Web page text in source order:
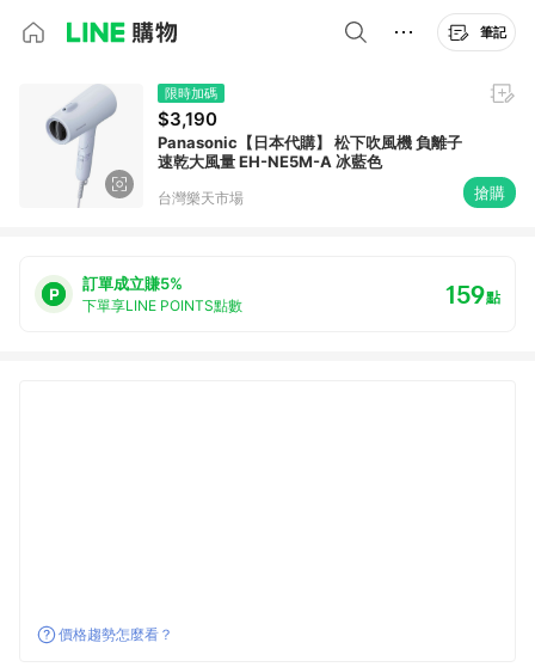
筆記
限時加碼
$3,190
Panasonic【日本代購】 松下吹風機 負離子
速乾大風量 EH-NE5M-A 冰藍色
台灣樂天市場 搶購
訂單成立賺5%
下單享LINE POINTS點數 159點
價格趨勢怎麼看？